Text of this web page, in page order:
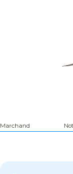
Marchand